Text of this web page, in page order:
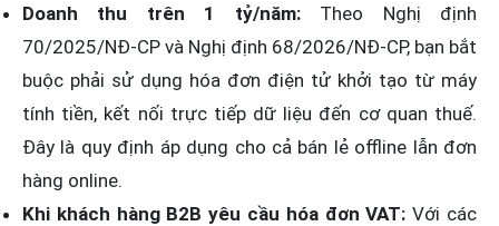
Doanh thu trên 1 tỷ/năm:Theo Nghị định
70/2025/NĐ-CP và Nghị định 68/2026/NĐ-CP, bạn bắt
buộc phải sử dụng hóa đơn điện tử khởi tạo từ máy
tính tiền, kết nối trực tiếp dữ liệu đến cơ quan thuế.
Đây là quy định áp dụng cho cả bán lẻ offline lẫn đơn
hàng online.
Khi khách hàng B2B yêu cầu hóa đơn VAT: Với các